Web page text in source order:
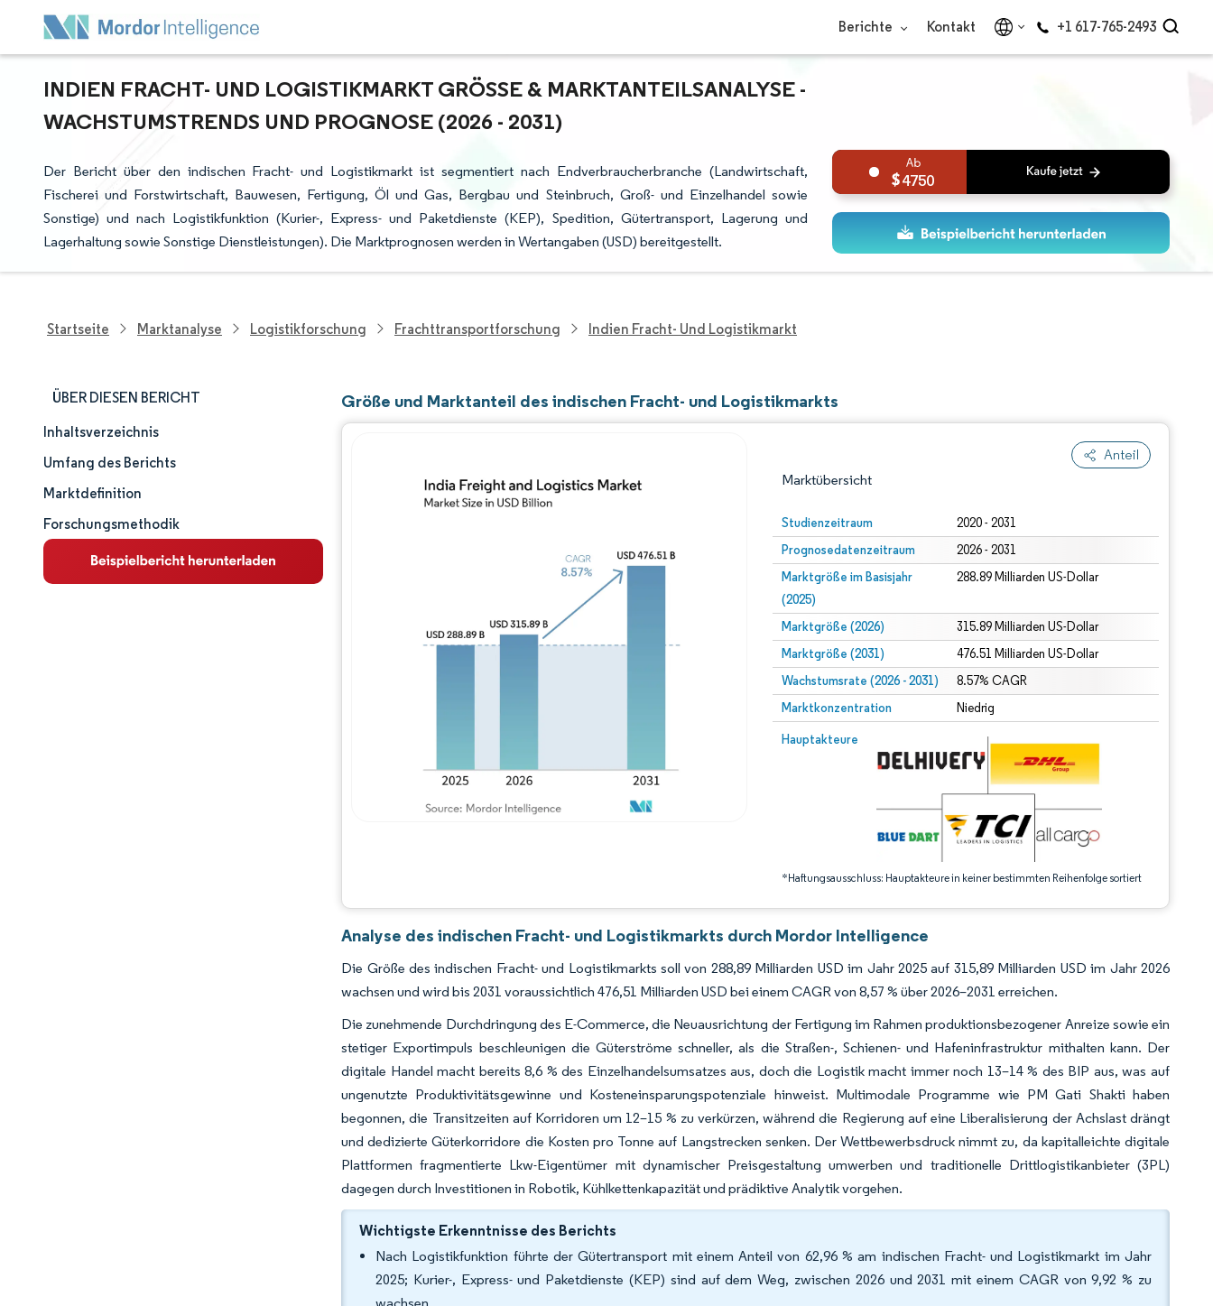
Berichte Kontakt +1 617-765-2493
INDIEN FRACHT- UND LOGISTIKMARKT GRÖSSE & MARKTANTEILSANALYSE - W
ACHSTUMSTRENDS UND PROGNOSE (2026 - 2031)
Der Bericht über den indischen Fracht- und Logistikmarkt ist segmentiert nach Endverbraucherbranche (Landwirtschaft,
Fischerei und Forstwirtschaft, Bauwesen, Fertigung, Öl und Gas, Bergbau und Steinbruch, Groß- und Einzelhandel sowie
Sonstige) und nach Logistikfunktion (Kurier-, Express- und Paketdienste (KEP), Spedition, Gütertransport, Lagerung und
Lagerhaltung sowie Sonstige Dienstleistungen). Die Marktprognosen werden in Wertangaben (USD) bereitgestellt.
4750
Startseite Marktanalyse Logistikforschung Frachttransportforschung Indien Fracht- Und Logistikmarkt
ÜBER DIESEN BERICHT
Marktgröße und -anteil
Marktanalyse
Trends und Einblicke
Segmentanalyse
Inhaltsverzeichnis
Umfang des Berichts
Marktdefinition
Forschungsmethodik
Größe und Marktanteil des indischen Fracht- und Logistikmarkts
Anteil
Marktübersicht
Studienzeitraum 2020 - 2031
Prognosedatenzeitraum 2026 - 2031
Marktgröße im Basisjahr
(2025)
288.89 Milliarden US-Dollar
Marktgröße (2026) 315.89 Milliarden US-Dollar
Marktgröße (2031) 476.51 Milliarden US-Dollar
Wachstumsrate (2026 - 2031) 8.57% CAGR
Marktkonzentration Niedrig
Hauptakteure
*Haftungsausschluss: Hauptakteure in keiner bestimmten Reihenfolge sortiert
Bild © Mordor Intelligence. Wiederverwendung erfordert Namensnennung gemäß CC BY 4.0.
Bild © Mordor Intelligence. Wiederverwendung erfordert Namensnennung gemäß CC BY 4.0.
Analyse des indischen Fracht- und Logistikmarkts durch Mordor Intelligence
Die Größe des indischen Fracht- und Logistikmarkts soll von 288,89 Milliarden USD im Jahr 2025 auf 315,89 Milliarden USD im Jahr 2026
wachsen und wird bis 2031 voraussichtlich 476,51 Milliarden USD bei einem CAGR von 8,57 % über 2026–2031 erreichen.
Die zunehmende Durchdringung des E-Commerce, die Neuausrichtung der Fertigung im Rahmen produktionsbezogener Anreize sowie ein
stetiger Exportimpuls beschleunigen die Güterströme schneller, als die Straßen-, Schienen- und Hafeninfrastruktur mithalten kann. Der
digitale Handel macht bereits 8,6 % des Einzelhandelsumsatzes aus, doch die Logistik macht immer noch 13–14 % des BIP aus, was auf
ungenutzte Produktivitätsgewinne und Kosteneinsparungspotenziale hinweist. Multimodale Programme wie PM Gati Shakti haben
begonnen, die Transitzeiten auf Korridoren um 12–15 % zu verkürzen, während die Regierung auf eine Liberalisierung der Achslast drängt
und dedizierte Güterkorridore die Kosten pro Tonne auf Langstrecken senken. Der Wettbewerbsdruck nimmt zu, da kapitalleichte digitale
Plattformen fragmentierte Lkw-Eigentümer mit dynamischer Preisgestaltung umwerben und traditionelle Drittlogistikanbieter (3PL)
dagegen durch Investitionen in Robotik, Kühlkettenkapazität und prädiktive Analytik vorgehen.
Wichtigste Erkenntnisse des Berichts
Nach Logistikfunktion führte der Gütertransport mit einem Anteil von 62,96 % am indischen Fracht- und Logistikmarkt im Jahr
2025; Kurier-, Express- und Paketdienste (KEP) sind auf dem Weg, zwischen 2026 und 2031 mit einem CAGR von 9,92 % zu